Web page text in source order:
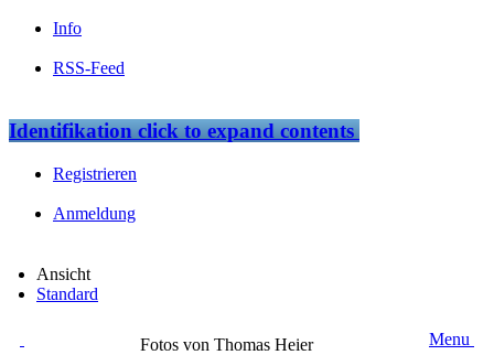
Info
RSS-Feed
Identifikationclick to expand contents
Registrieren
Anmeldung
Ansicht
Standard
Fotos von Thomas Heier Menu